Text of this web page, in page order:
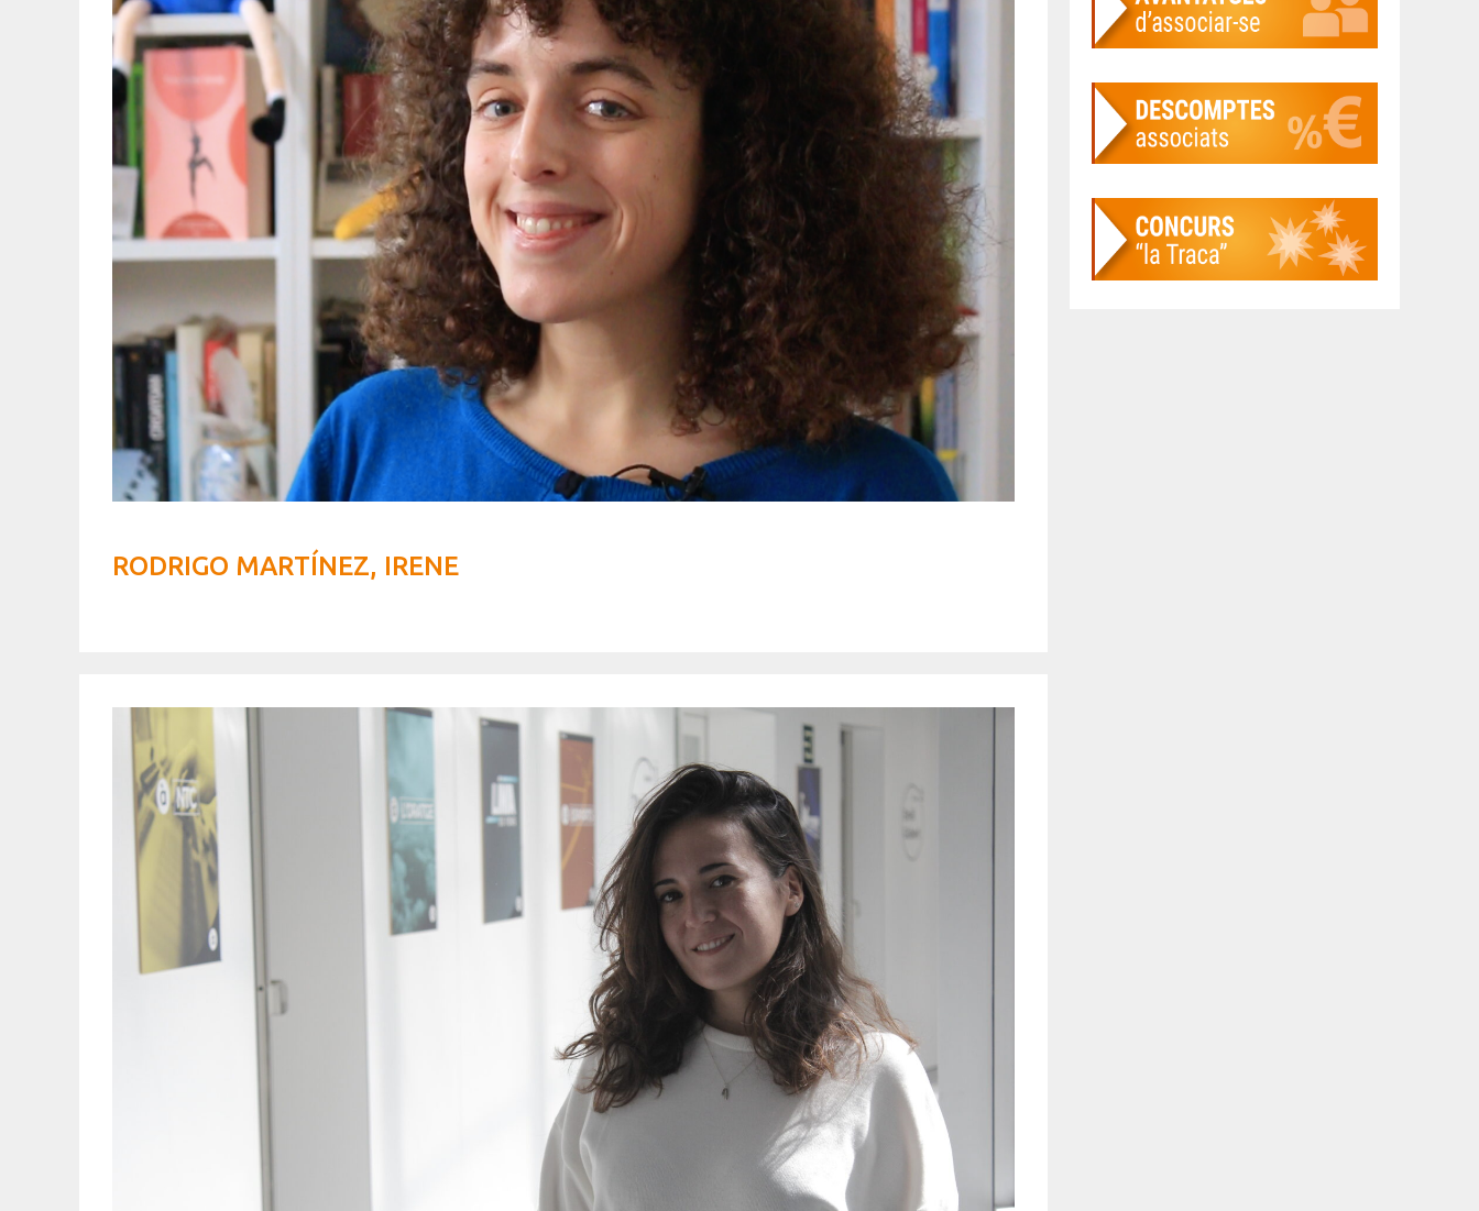
RODRIGO MARTÍNEZ, IRENE